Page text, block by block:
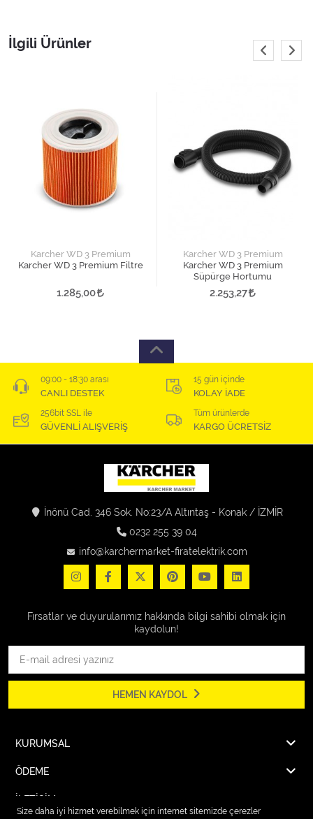
İlgili Ürünler
Karcher WD 3 Premium
Karcher WD 3 Premium Filtre
1.285,00
Karcher WD 3 Premium
Karcher WD 3 Premium
Süpürge Hortumu
2.253,27
09:00 - 18:30 arası
CANLI DESTEK
15 gün içinde
KOLAY İADE
256bit SSL ile
GÜVENLİ ALIŞVERİŞ
Tüm ürünlerde
KARGO ÜCRETSİZ
İnönü Cad. 346 Sok. No:23/A Altıntaş - Konak / İZMİR
0232 255 39 04
info@karchermarket-firatelektrik.com
Fırsatlar ve duyurularımız hakkında bilgi sahibi olmak için
kaydolun!
HEMEN KAYDOL
KURUMSAL
ÖDEME
İLETİŞİM
Size daha iyi hizmet verebilmek için internet sitemizde çerezler